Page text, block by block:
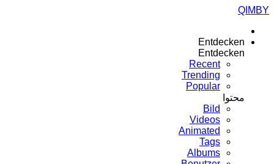
QIMBY
Entdecken
Entdecken
Recent
Trending
Popular
محتوا
Bild
Videos
Animated
Tags
Albums